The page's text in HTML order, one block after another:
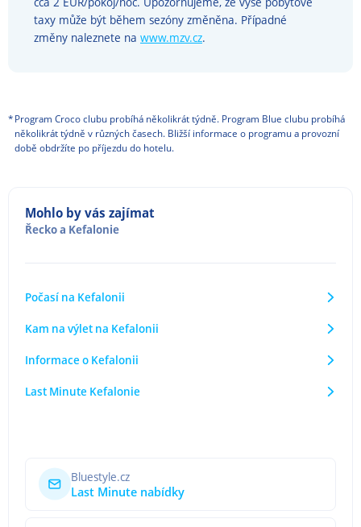
taxy může být během sezóny změněna. Případné
změny naleznete na www.mzv.cz.
*Program Croco clubu probíhá několikrát týdně. Program Blue clubu probíhá
několikrát týdně v různých časech. Bližší informace o programu a provozní
době obdržíte po příjezdu do hotelu.
Mohlo by vás zajímat
Řeckoa Kefalonie
Počasí na Kefalonii
Kam na výlet na Kefalonii
Informace o Kefalonii
Last Minute Kefalonie
Bluestyle.cz
Last Minute nabídky